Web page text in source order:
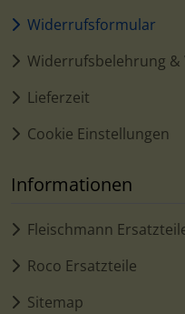
Widerrufsformular
Widerrufsbelehrung
Lieferzeit
Cookie Einstellungen
Informationen
Fleischmann
Roco Ersatzteile
Sitemap